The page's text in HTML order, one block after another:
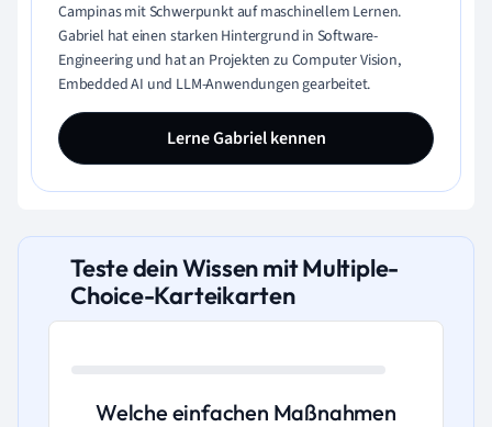
Campinas mit Schwerpunkt auf maschinellem Lernen.
Gabriel hat einen starken Hintergrund in Software-
Engineering und hat an Projekten zu Computer Vision,
Embedded AI und LLM-Anwendungen gearbeitet.
Lerne Gabriel kennen
Teste dein Wissen mit Multiple-
Choice-Karteikarten
Welche einfachen Maßnahmen